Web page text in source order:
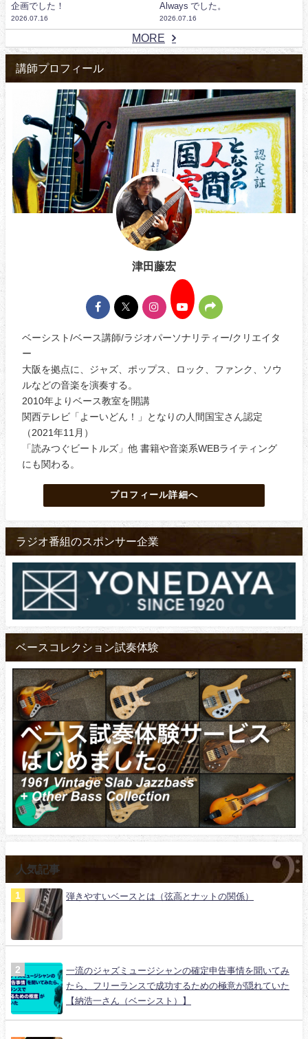
企画でした！
2026.07.16
Always でした。
2026.07.16
MORE
講師プロフィール
津田藤宏
ベーシスト/ベース講師/ラジオパーソナリティー/クリエイタ
ー
大阪を拠点に、ジャズ、ポップス、ロック、ファンク、ソウ
ルなどの音楽を演奏する。
2010年よりベース教室を開講
関西テレビ「よーいどん！」となりの人間国宝さん認定
（2021年11月）
「読みつぐビートルズ」他 書籍や音楽系WEBライティング
にも関わる。
プロフィール詳細へ
ラジオ番組のスポンサー企業
ベースコレクション試奏体験
人気記事
弾きやすいベースとは（弦高とナットの関係）
一流のジャズミュージシャンの確定申告事情を聞いてみ
たら、フリーランスで成功するための極意が隠れていた
【納浩一さん（ベーシスト）】